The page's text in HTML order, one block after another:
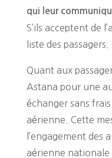
qui leur
S’ils acceptent de
liste des passagers.
Quant aux
Astana pour une
échanger sans
aérienne. Cette
l’engagement des
aérienne